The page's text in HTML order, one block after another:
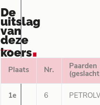
De
uitslag
van
deze
koers.
Plaats Nr.
Paarden
1e 6